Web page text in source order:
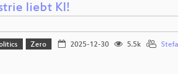
liebt KI!
Zero 2025-12-30 5.5k